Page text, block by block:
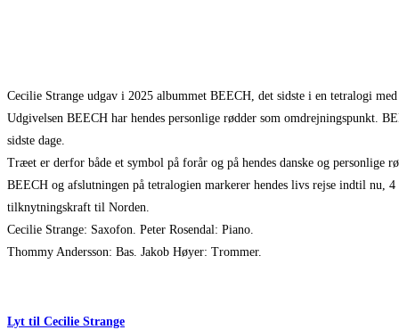
Cecilie Strange udgav i 2025 albummet BEECH, det sidste i en tetralogi
Udgivelsen BEECH har hendes personlige rødder som omdrejningspunkt.
sidste dage.
Træet er derfor både et symbol på forår og på hendes danske og personlige
BEECH og afslutningen på tetralogien markerer hendes livs rejse indtil nu,
tilknytningskraft til Norden.
Cecilie Strange: Saxofon. Peter Rosendal: Piano.
Thommy Andersson: Bas. Jakob Høyer: Trommer.
Lyt til Cecilie Strange